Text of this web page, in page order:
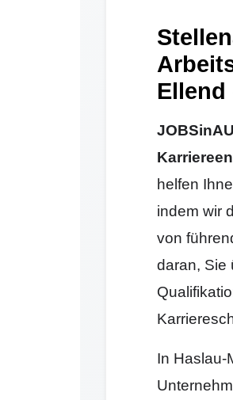
Ellend
helfen
indem wir
von
daran, Sie
In Haslau-